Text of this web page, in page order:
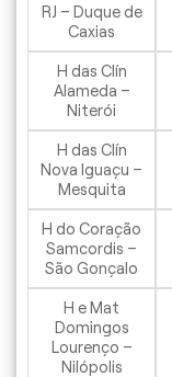
RJ – Duque de
Caxias
H das Clín
Alameda –
Niterói
H das Clín
Nova Iguaçu –
Mesquita
H do Coração
Samcordis –
São Gonçalo
H e Mat
Domingos
Lourenço –
Nilópolis